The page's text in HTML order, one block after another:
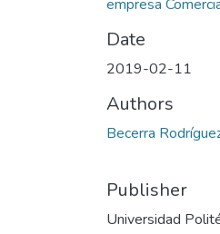
empresa
Date
2019-02-11
Authors
Becerra
Publisher
Universidad